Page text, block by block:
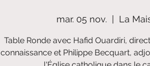
mar. 05 nov. La
Table Ronde avec Hafid Ouardiri,
connaissance et Philippe Becquart,